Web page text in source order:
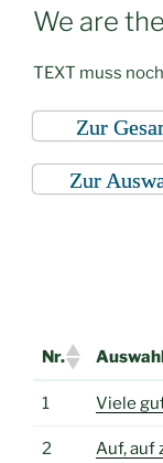
We are
TEXT muss
Zur
Zur
Nr.
Nr.
1 Viele
2 Auf, auf